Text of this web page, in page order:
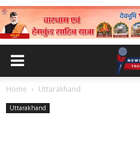
Home Uttarakhand
Uttarakhand